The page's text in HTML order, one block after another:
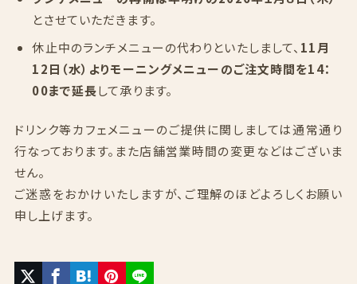
とさせていただきます。
休止中のランチメニューの代わりといたしまして、 11月
12日（水）よりモーニングメニューのご注文時間を14：
00まで延長して承ります。
ドリンク等カフェメニューのご提供に関しましては通常通り
行なっております。また店舗営業時間の変更などはございま
せん。
ご迷惑をおかけいたしますが、ご理解のほどよろしくお願い
申し上げます。